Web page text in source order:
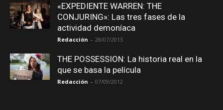
«EXPEDIENTE WARREN: THE
CONJURING»: Las tres fases de la
actividad demoníaca
Redacción - 28/07/2013
THE POSSESSION: La historia real en la
que se basa la película
Redacción - 07/09/2012